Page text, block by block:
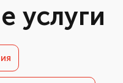
услуги